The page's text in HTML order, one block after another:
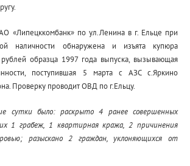
«Липецккомбанк» по ул.Ленина в г. Ельце при
наличности обнаружена и изъята купюра
образца 1997 года выпуска, вызывающая
поступившая 5 марта с АЗС с.Яркино
Проверку проводит ОВД по г.Ельцу.
сутки было: раскрыто 4 ранее совершенных
1 грабеж, 1 квартирная кража, 2 причинения
разыскано 2 граждан, уклоняющихся от